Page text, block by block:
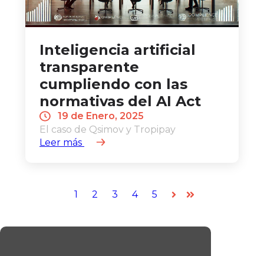
Inteligencia artificial
transparente
cumpliendo con las
normativas del AI Act
19 de Enero, 2025
El caso de Qsimov y Tropipay
Leer más
1 2 3 4 5 Siguiente
Última